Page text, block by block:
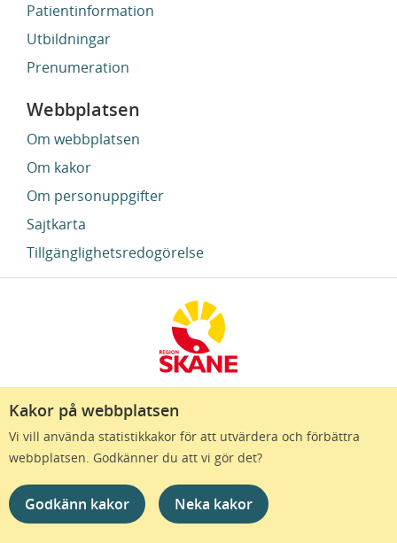
Kakor på webbplatsen
Vi vill använda statistikkakor för att utvärdera och förbättra
webbplatsen. Godkänner du att vi gör det?
Godkänn kakor Neka kakor
Patientinformation
Utbildningar
Prenumeration
Webbplatsen
Om webbplatsen
Om kakor
Om personuppgifter
Sajtkarta
Tillgänglighetsredogörelse
Region Skåne finns till för att alla som bor i Skåne
ska må bra och känna framtidstro. Genom
gränslösa samarbeten och omtanke skapas de
bästa förutsättningar för ett hälsosamt liv – inom
näringsliv, kollektivtrafik, kultur och hälso- och
sjukvård – i Skåne. Tillsammans gör vi livet mera